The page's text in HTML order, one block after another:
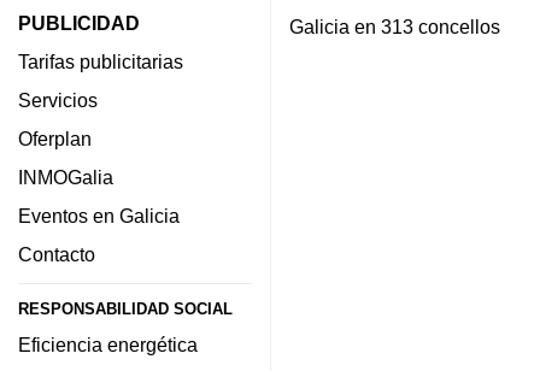
PUBLICIDAD
Tarifas publicitarias
Servicios
Oferplan
INMOGalia
Eventos en Galicia
Contacto
RESPONSABILIDAD SOCIAL
Eficiencia energética
Galicia en 313 concellos